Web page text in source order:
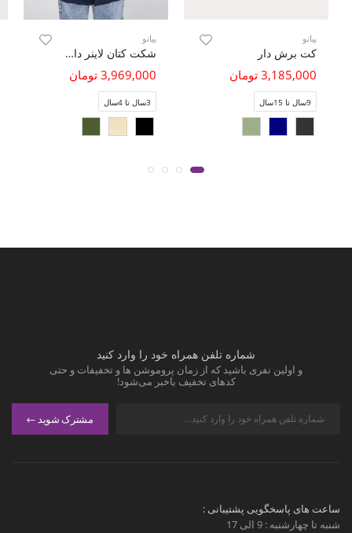
پیانو
کت برش دار
3,185,000 تومان
9سال تا 15سال
پیانو
شکت کتان لاینر دار با طرح لوزی
3,969,000 تومان
3سال تا 4سال
شماره تلفن همراه خود را وارد کنید
و اولین نفری باشید که از زمان پروموشن ها و تخفیفات و حتی
کدهای تخفیف باخبر می‌شود!
مشترک شوید
ساعت های پاسخگویی پشتیبانی :
شنبه تا چهارشنبه : 9 الی 17